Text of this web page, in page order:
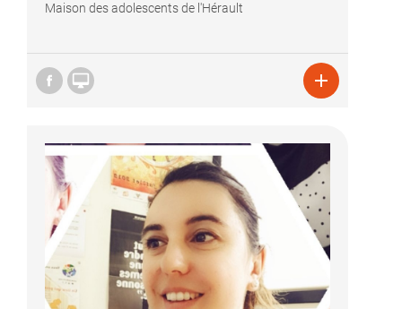
Maison des adolescents de l'Hérault
 